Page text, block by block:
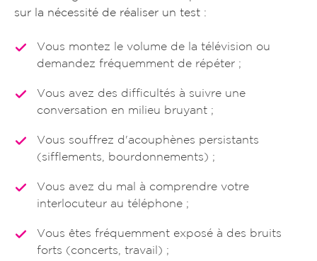
sur la nécessité de réaliser un test :
Vous montez le volume de la télévision ou
demandez fréquemment de répéter ;
Vous avez des difficultés à suivre une
conversation en milieu bruyant ;
Vous souffrez d'acouphènes persistants
(sifflements, bourdonnements) ;
Vous avez du mal à comprendre votre
interlocuteur au téléphone ;
Vous êtes fréquemment exposé à des bruits
forts (concerts, travail) ;